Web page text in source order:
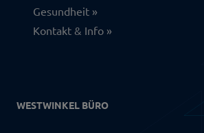
Gesundheit
Kontakt & Info
WESTWINKEL BÜRO